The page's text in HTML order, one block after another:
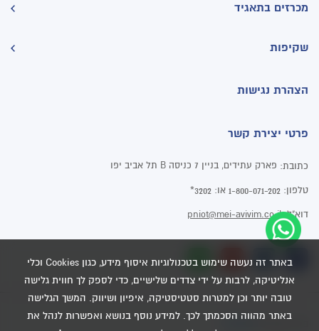
מכרזים בתאגיד
שקיפות
הצהרת נגישות
פרטי יצירת קשר
כתובת: פארק עתידים, בניין 7 כניסה B תל אביב יפו
טלפון: 1-800-071-202 או: 3202*
דוא"ל: pniot@mei-avivim.co.il
Dooble
באתר זה נעשה שימוש בטכנולוגיות איסוף מידע, כגון Cookies וכלי
אנליטיקה, לרבות על ידי צדדים שלישיים, כדי לספק לך חווית גלישה
טובה יותר וכן למטרות סטטיסטיקה, איפיון ושיווק. המשך הגלישה
באתר מהווה הסכמתך לכך. למידע נוסף בנושא ואפשרות לנהל את